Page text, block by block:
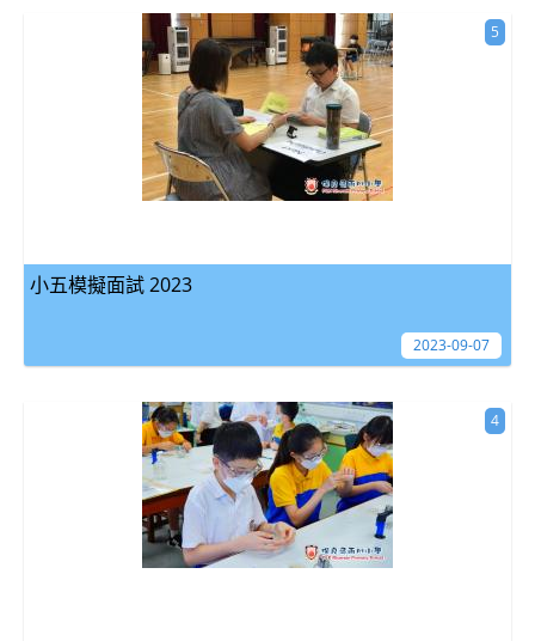
小五模擬面試 2023
5
2023-09-07
4